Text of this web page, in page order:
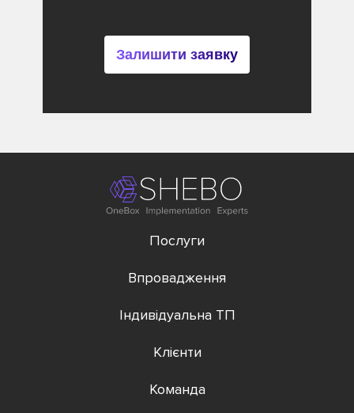
Залишити заявку
Послуги
Впровадження
Індивідуальна ТП
Клієнти
Команда